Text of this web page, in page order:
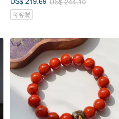
可客製